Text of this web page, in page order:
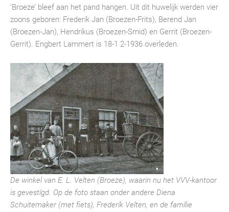
‘Broeze’ bleef aan het pand hangen. Uit dit huwelijk werden vier
zoons geboren: Frederik Jan (Broezen-Frits), Berend Jan
(Broezen-Jan), Hendrikus (Broezen-Smid) en Gerrit (Broezen-
Gerrit). Engbert Lammert is 18-1 2-1936 overleden.
De winkel van E. L. Velten (Broeze), waarin nu het VVV-kantoor
is gevestígd. Op de foto staan onder andere Diena
Schuitemaker (met fiets), Frederík Velten, en de famílie